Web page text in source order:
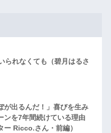
られなくても（碧月はるさ
が出るんだ！」喜びを生み
ンを7年間続けている理由
ー Ricco.さん・前編）